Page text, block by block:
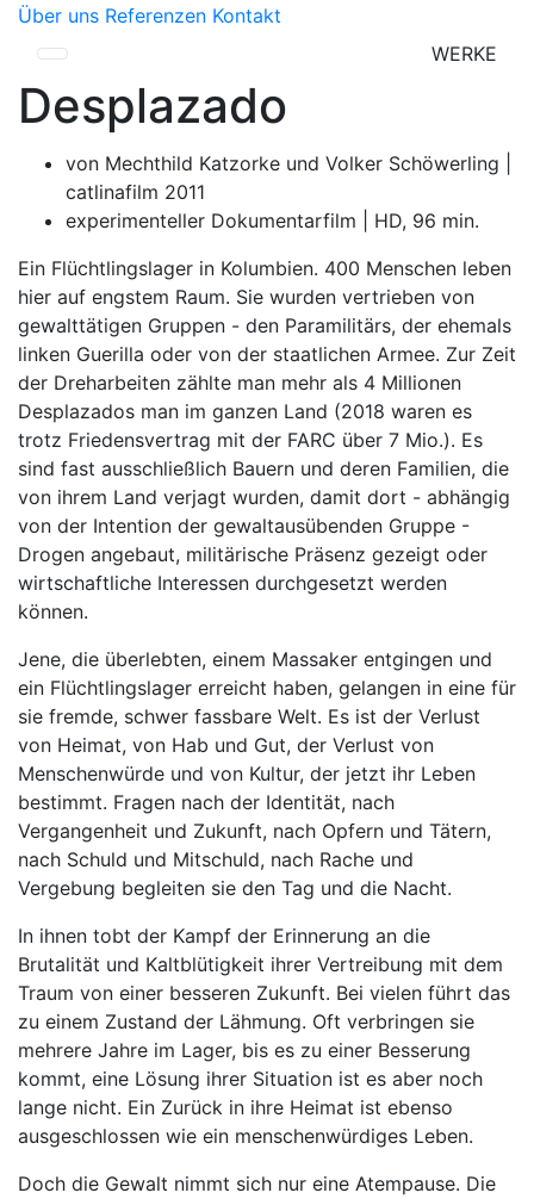
Über uns Referenzen Kontakt
WERKE
Desplazado
von Mechthild Katzorke und Volker Schöwerling |
catlinafilm 2011
experimenteller Dokumentarfilm | HD, 96 min.
Ein Flüchtlingslager in Kolumbien. 400 Menschen leben
hier auf engstem Raum. Sie wurden vertrieben von
gewalttätigen Gruppen - den Paramilitärs, der ehemals
linken Guerilla oder von der staatlichen Armee. Zur Zeit
der Dreharbeiten zählte man mehr als 4 Millionen
Desplazados man im ganzen Land (2018 waren es
trotz Friedensvertrag mit der FARC über 7 Mio.). Es
sind fast ausschließlich Bauern und deren Familien, die
von ihrem Land verjagt wurden, damit dort - abhängig
von der Intention der gewaltausübenden Gruppe -
Drogen angebaut, militärische Präsenz gezeigt oder
wirtschaftliche Interessen durchgesetzt werden
können.
Jene, die überlebten, einem Massaker entgingen und
ein Flüchtlingslager erreicht haben, gelangen in eine für
sie fremde, schwer fassbare Welt. Es ist der Verlust
von Heimat, von Hab und Gut, der Verlust von
Menschenwürde und von Kultur, der jetzt ihr Leben
bestimmt. Fragen nach der Identität, nach
Vergangenheit und Zukunft, nach Opfern und Tätern,
nach Schuld und Mitschuld, nach Rache und
Vergebung begleiten sie den Tag und die Nacht.
In ihnen tobt der Kampf der Erinnerung an die
Brutalität und Kaltblütigkeit ihrer Vertreibung mit dem
Traum von einer besseren Zukunft. Bei vielen führt das
zu einem Zustand der Lähmung. Oft verbringen sie
mehrere Jahre im Lager, bis es zu einer Besserung
kommt, eine Lösung ihrer Situation ist es aber noch
lange nicht. Ein Zurück in ihre Heimat ist ebenso
ausgeschlossen wie ein menschenwürdiges Leben.
Doch die Gewalt nimmt sich nur eine Atempause. Die